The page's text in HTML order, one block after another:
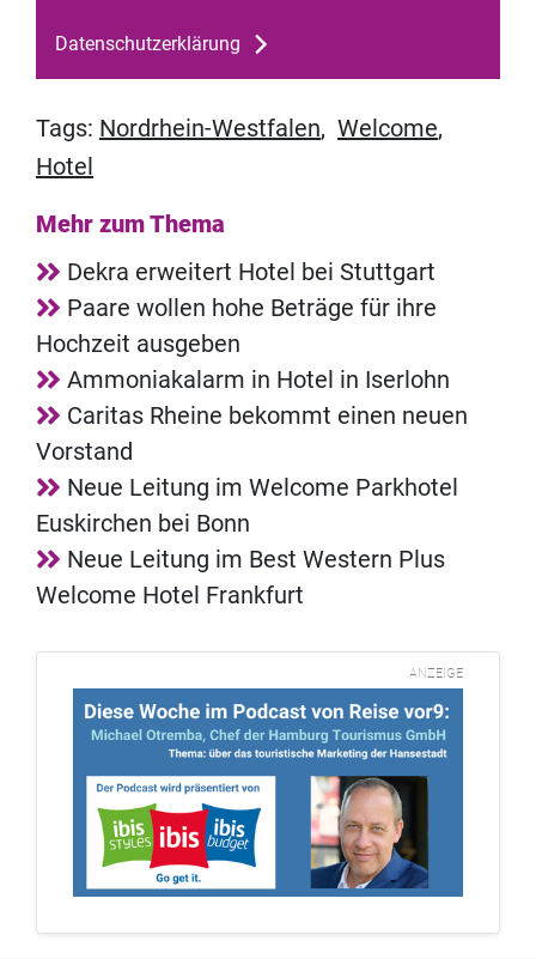
Datenschutzerklärung
Tags: Nordrhein-Westfalen, Welcome,
Hotel
Mehr zum Thema
Dekra erweitert Hotel bei Stuttgart
Paare wollen hohe Beträge für ihre
Hochzeit ausgeben
Ammoniakalarm in Hotel in Iserlohn
Caritas Rheine bekommt einen neuen
Vorstand
Neue Leitung im Welcome Parkhotel
Euskirchen bei Bonn
Neue Leitung im Best Western Plus
Welcome Hotel Frankfurt
ANZEIGE